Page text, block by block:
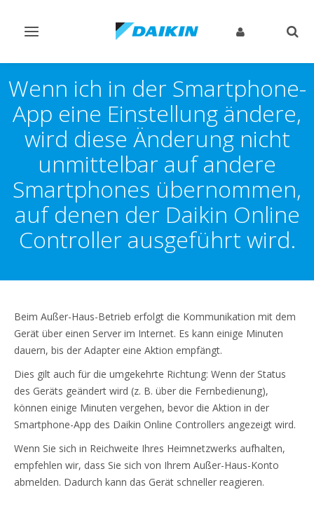
Navigation
Wenn ich in der Smartphone-
App eine Einstellung ändere,
wird diese Änderung nicht
unmittelbar auf andere
Smartphones übernommen,
auf denen der Daikin Online
Controller ausgeführt wird.
Beim Außer-Haus-Betrieb erfolgt die Kommunikation mit dem
Gerät über einen Server im Internet. Es kann einige Minuten
dauern, bis der Adapter eine Aktion empfängt.
Dies gilt auch für die umgekehrte Richtung: Wenn der Status
des Geräts geändert wird (z. B. über die Fernbedienung),
können einige Minuten vergehen, bevor die Aktion in der
Smartphone-App des Daikin Online Controllers angezeigt wird.
Wenn Sie sich in Reichweite Ihres Heimnetzwerks aufhalten,
empfehlen wir, dass Sie sich von Ihrem Außer-Haus-Konto
abmelden. Dadurch kann das Gerät schneller reagieren.